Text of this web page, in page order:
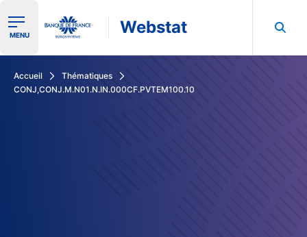
Ouvrir le menu de navigation
MENU Webstat
Accueil
Thématiques
CONJ,CONJ.M.N01.N.IN.000CF.PVTEM100.10